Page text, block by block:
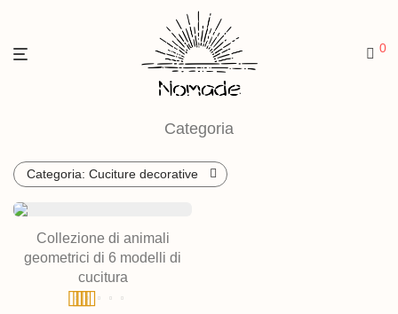
0
Categoria
Categoria: Cuciture decorative
Collezione di animali
geometrici di 6 modelli di
cucitura